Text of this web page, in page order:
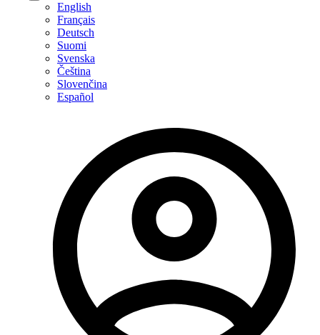
English
Français
Deutsch
Suomi
Svenska
Čeština
Slovenčina
Español